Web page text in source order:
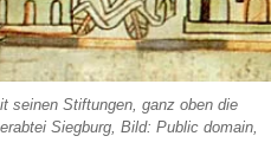
seinen Stiftungen, ganz oben die
Siegburg, Bild: Public domain,